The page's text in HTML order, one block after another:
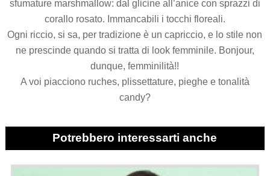
sfumature marshmallow: dal glicine all’anice con sprazzi di
corallo rosato. Immancabili i tocchi floreali.
Ogni riccio, si sa, per tradizione è un capriccio, e lo stile non
ne prescinde quando si tratta di look femminile. Bonjour,
dunque, femminilità!!
A voi piacciono ruches, plissettature, pieghe e tonalità
candy?
Potrebbero interessarti anche